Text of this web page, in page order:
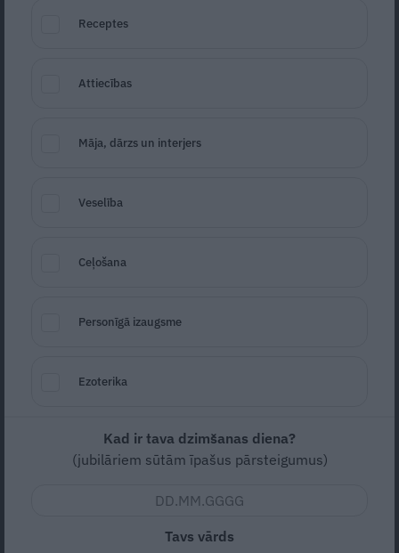
Tannis atklāj patiesību, kāpēc ikdienā
saprotams!
KOPĀ ZAĻĀK
Vai apģērbs var būt arī kaitīgs? Atbilde
Receptes
Attiecības
Māja, dārzs un interjers
Veselība
Ceļošana
Personīgā izaugsme
Ezoterika
Kad ir tava dzimšanas diena?
(jubilāriem sūtām īpašus pārsteigumus)
Tavs vārds